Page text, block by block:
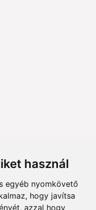
használ
egyéb nyomkövető
hogy javítsa
azzal hogy